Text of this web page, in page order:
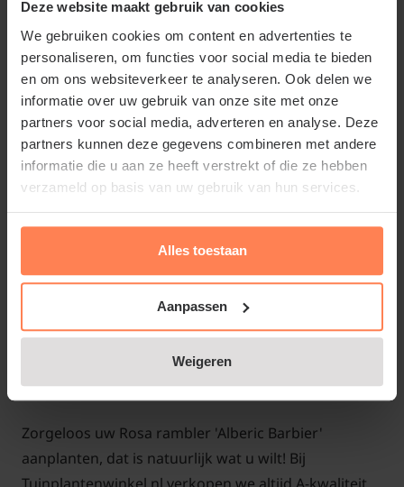
Deze website maakt gebruik van cookies
We gebruiken cookies om content en advertenties te
personaliseren, om functies voor social media te bieden
en om ons websiteverkeer te analyseren. Ook delen we
informatie over uw gebruik van onze site met onze
partners voor social media, adverteren en analyse. Deze
partners kunnen deze gegevens combineren met andere
informatie die u aan ze heeft verstrekt of die ze hebben
verzameld op basis van uw gebruik van hun services.
Alles toestaan
Aanpassen
Weigeren
Rosa rambler 'Alberic Barbier'
snoeien en onderhouden
Snoei van Rosa rambler 'Alberic Barbier' vindt niet
plaats in de late winter of het vroege voorjaar, maar
direct na de bloei. Een voordeel bij het snoeien is dat
de tuinplant bijna geen doornen heeft. U kunt er
ook voor kiezen om de roos niet te snoeien
waardoor u kunt genieten van extra veel
Lees meer
Waarom Rosa rambler 'Alberic
Barbier' kopen of Klimroos - rambler
kopen bij Tuinplantenwinkel.nl
Bij Tuinplantenwinkel.nl koopt u een Klimroos -
rambler bij een betrouwbare partij. Naast de
webshop is er ook een groot planten- en
bomencentrum; u kunt ons echt bezoeken.
Zorgeloos uw Rosa rambler 'Alberic Barbier'
aanplanten, dat is natuurlijk wat u wilt! Bij